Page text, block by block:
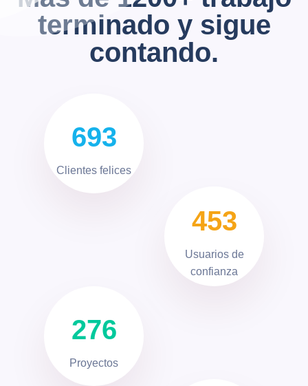
terminado y sigue
contando.
693
Clientes felices
453
Usuarios de
confianza
276
Proyectos